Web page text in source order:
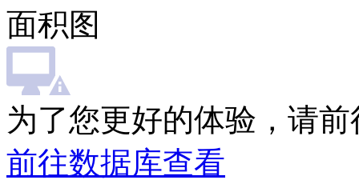
面积图
为了您更好的体验，请
前往数据库查看